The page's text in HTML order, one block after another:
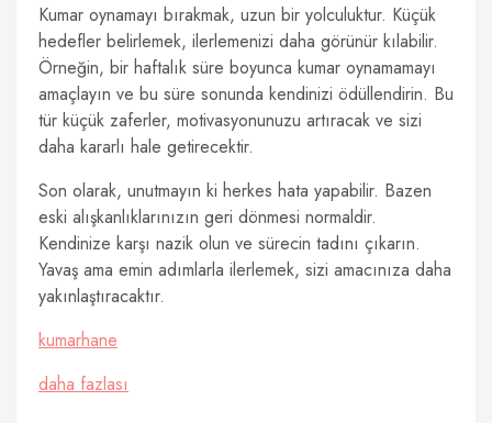
Kumar oynamayı bırakmak, uzun bir yolculuktur. Küçük
hedefler belirlemek, ilerlemenizi daha görünür kılabilir.
Örneğin, bir haftalık süre boyunca kumar oynamamayı
amaçlayın ve bu süre sonunda kendinizi ödüllendirin. Bu
tür küçük zaferler, motivasyonunuzu artıracak ve sizi
daha kararlı hale getirecektir.
Son olarak, unutmayın ki herkes hata yapabilir. Bazen
eski alışkanlıklarınızın geri dönmesi normaldir.
Kendinize karşı nazik olun ve sürecin tadını çıkarın.
Yavaş ama emin adımlarla ilerlemek, sizi amacınıza daha
yakınlaştıracaktır.
kumarhane
daha fazlası